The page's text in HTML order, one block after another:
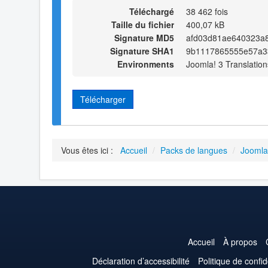
Téléchargé
38 462 fois
Taille du fichier
400,07 kB
Signature MD5
Signature SHA1
Environments
Joomla! 3
Télécharger
Vous êtes ici : Accueil / Packs de langues /
Accueil À propos
Déclaration d’accessibilité
Politique de